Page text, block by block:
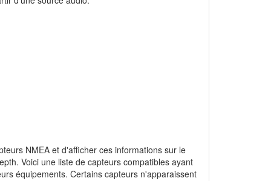
NMEA et d'afficher ces informations sur le
Voici une liste de capteurs compatibles ayant
équipements. Certains capteurs n'apparaissent